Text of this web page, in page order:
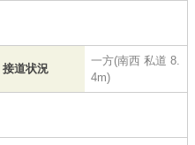
接道状況
一方(南西 私道 8.
4m)